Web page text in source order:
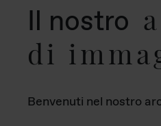
Il nostro
di
Benvenuti nel nostro